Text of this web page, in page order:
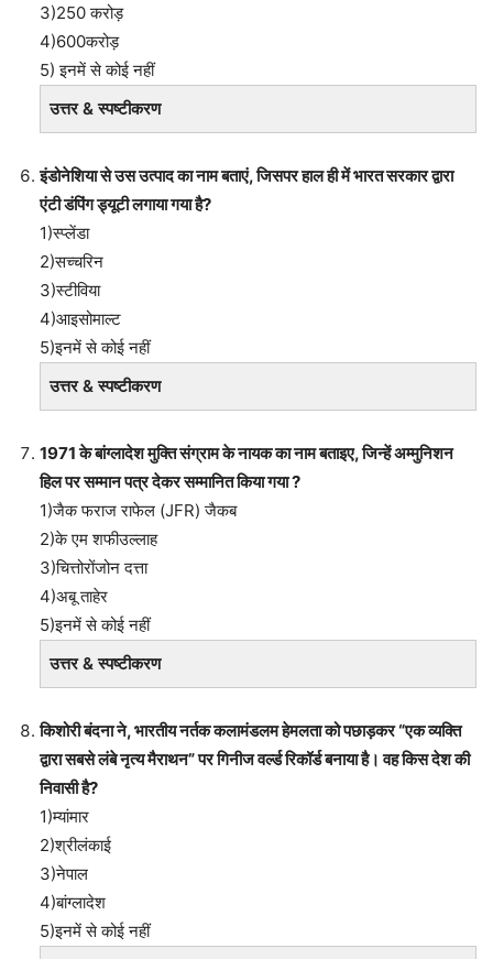
3)250 करोड़
4)600करोड़
5) इनमें से कोई नहीं
उत्तर & स्पष्टीकरण
इंडोनेशिया से उस उत्पाद का नाम बताएं, जिसपर हाल ही में भारत सरकार द्वारा
एंटी डंपिंग ड्यूटी लगाया गया है?
1)स्प्लेंडा
2)सच्चरिन
3)स्टीविया
4)आइसोमाल्ट
5)इनमें से कोई नहीं
उत्तर & स्पष्टीकरण
1971 के बांग्लादेश मुक्ति संग्राम के नायक का नाम बताइए, जिन्हें अम्मुनिशन
हिल पर सम्मान पत्र देकर सम्मानित किया गया ?
1)जैक फराज राफेल (JFR) जैकब
2)के एम शफीउल्लाह
3)चित्तोरोंजोन दत्ता
4)अबू ताहेर
5)इनमें से कोई नहीं
उत्तर & स्पष्टीकरण
किशोरी बंदना ने, भारतीय नर्तक कलामंडलम हेमलता को पछाड़कर “एक व्यक्ति
द्वारा सबसे लंबे नृत्य मैराथन” पर गिनीज वर्ल्ड रिकॉर्ड बनाया है। वह किस देश की
निवासी है?
1)म्यांमार
2)श्रीलंकाई
3)नेपाल
4)बांग्लादेश
5)इनमें से कोई नहीं